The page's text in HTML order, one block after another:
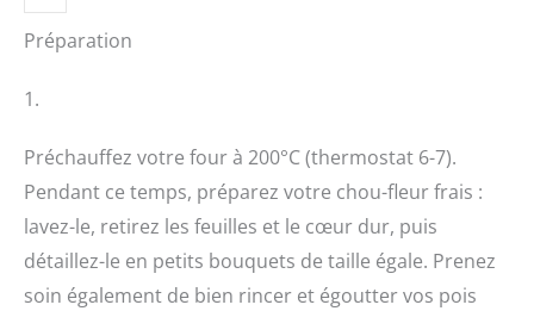
Préparation
1.
Préchauffez votre four à 200°C (thermostat 6-7).
Pendant ce temps, préparez votre chou-fleur frais :
lavez-le, retirez les feuilles et le cœur dur, puis
détaillez-le en petits bouquets de taille égale. Prenez
soin également de bien rincer et égoutter vos pois